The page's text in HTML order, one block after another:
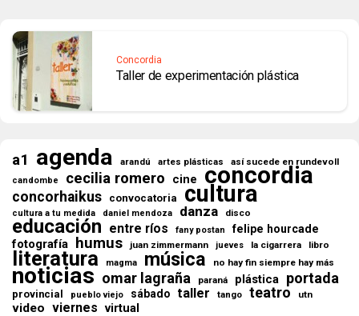
Concordia
Taller de experimentación plástica
a1 agenda arandú artes plásticas así sucede en rundevoll
candombe cecilia romero cine concordia
concorhaikus convocatoria cultura
cultura a tu medida daniel mendoza danza disco
educación entre ríos fany postan felipe hourcade
fotografía humus juan zimmermann jueves la cigarrera libro
literatura magma música no hay fin siempre hay más
noticias omar lagraña paraná plástica portada
provincial pueblo viejo sábado taller tango teatro utn
video viernes virtual